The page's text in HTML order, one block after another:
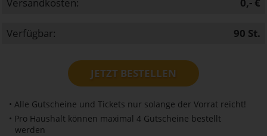
Verfügbar: 90 St.
JETZT BESTELLEN
• Alle Gutscheine und Tickets nur solange der Vorrat reicht!
• Pro Haushalt können maximal 4 Gutscheine bestellt
werden